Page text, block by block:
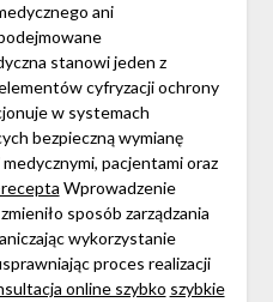
ani
stanowi jeden z
cyfryzacji ochrony
w systemach
bezpieczną wymianę
pacjentami oraz
Wprowadzenie
sposób zarządzania
wykorzystanie
proces realizacji
online szybko szybkie